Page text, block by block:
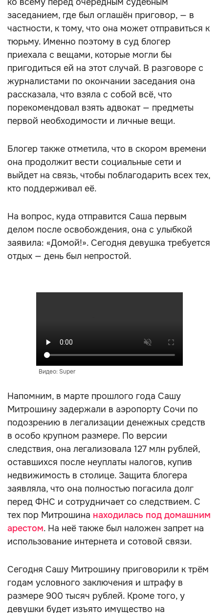
заседанием, где был оглашён приговор, — в
частности, к тому, что она может отправиться к
тюрьму. Именно поэтому в суд блогер
приехала с вещами, которые могли бы
пригодиться ей на этот случай. В разговоре с
журналистами по окончании заседания она
рассказала, что взяла с собой всё, что
порекомендовал взять адвокат — предметы
первой необходимости и личные вещи.
Блогер также отметила, что в скором времени
она продолжит вести социальные сети и
выйдет на связь, чтобы поблагодарить всех тех,
кто поддерживал её.
На вопрос, куда отправится Саша первым
делом после освобождения, она с улыбкой
заявила: «Домой!». Сегодня девушка требуется
отдых — день был непростой.
Видео: Super
Напомним, в марте прошлого года Сашу
Митрошину задержали в аэропорту Сочи по
подозрению в легализации денежных средств
в особо крупном размере. По версии
следствия, она легализовала 127 млн рублей,
оставшихся после неуплаты налогов, купив
недвижимость в столице. Защита блогера
заявляла, что она полностью погасила долг
перед ФНС и сотрудничает со следствием. С
тех пор Митрошина находилась под домашним
арестом. На неё также был наложен запрет на
использование интернета и сотовой связи.
Сегодня Сашу Митрошину приговорили к трём
годам условного заключения и штрафу в
размере 900 тысяч рублей. Кроме того, у
девушки будет изъято имущество на